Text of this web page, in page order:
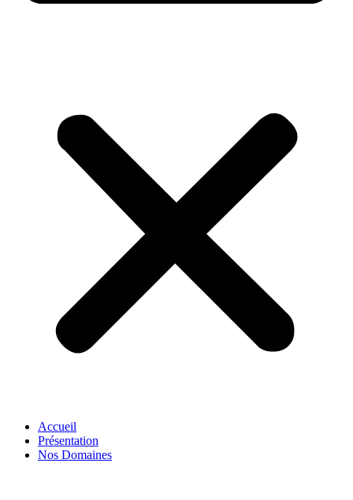
Accueil
Présentation
Nos Domaines